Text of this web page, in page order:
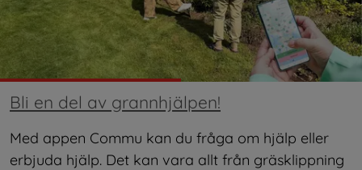
Bli en del av grannhjälpen!
Med appen Commu kan du fråga om hjälp eller
erbjuda hjälp. Det kan vara allt från gräsklippning